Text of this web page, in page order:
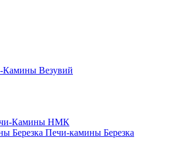
Камины Везувий
Камины НМК
Печи-камины Березка